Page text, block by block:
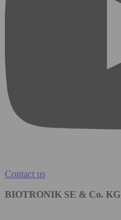
Contact us
BIOTRONIK SE & Co. KG